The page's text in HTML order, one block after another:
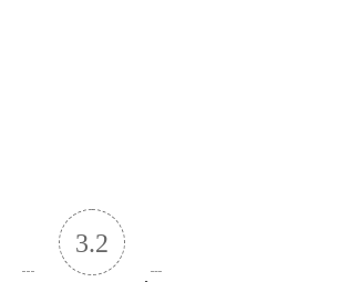
3.2